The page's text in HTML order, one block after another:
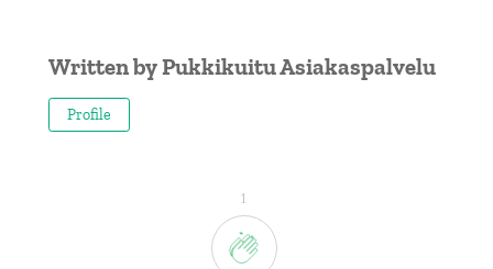
Written byPukkikuitu Asiakaspalvelu
Profile
1